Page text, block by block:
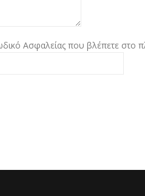
Ασφαλείας που βλέπετε στο